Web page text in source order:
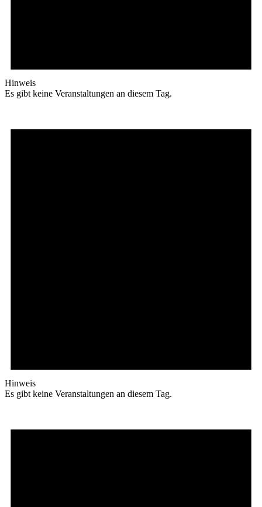
Hinweis
Es gibt keine Veranstaltungen an diesem Tag.
Hinweis
Es gibt keine Veranstaltungen an diesem Tag.